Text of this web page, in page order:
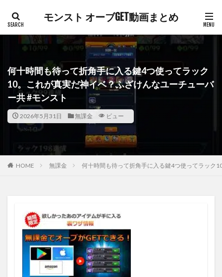
モンスト オーブGET動画まとめ
何十時間も待って折角手に入る鍵4つ使ってラック
10。これが真実だ神イベ？ふざけんなユーチューバ
ー共 #モンスト
2026年5月31日 無課金 ビュー
HOME 無課金 何十時間も待って折角手に入る鍵4つ使ってラック